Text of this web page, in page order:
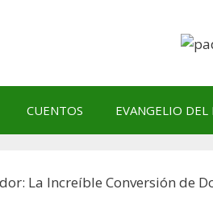
CUENTOS EVANGELIO DEL